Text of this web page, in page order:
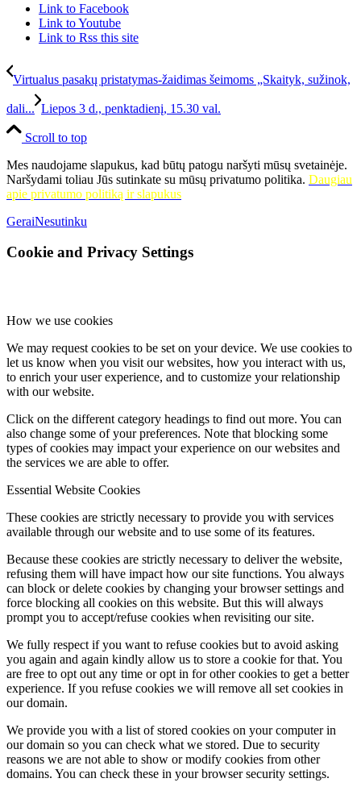
Link to Facebook
Link to Youtube
Link to Rss this site
Virtualus pasakų pristatymas-žaidimas šeimoms „Skaityk, sužinok,
dali... Liepos 3 d., penktadienį, 15.30 val.
Scroll to top
Mes naudojame slapukus, kad būtų patogu naršyti mūsų svetainėje.
Naršydami toliau Jūs sutinkate su mūsų privatumo politika. Daugiau
apie privatumo politiką ir slapukus
GeraiNesutinku
Cookie and Privacy Settings
How we use cookies
We may request cookies to be set on your device. We use cookies to
let us know when you visit our websites, how you interact with us,
to enrich your user experience, and to customize your relationship
with our website.
Click on the different category headings to find out more. You can
also change some of your preferences. Note that blocking some
types of cookies may impact your experience on our websites and
the services we are able to offer.
Essential Website Cookies
These cookies are strictly necessary to provide you with services
available through our website and to use some of its features.
Because these cookies are strictly necessary to deliver the website,
refusing them will have impact how our site functions. You always
can block or delete cookies by changing your browser settings and
force blocking all cookies on this website. But this will always
prompt you to accept/refuse cookies when revisiting our site.
We fully respect if you want to refuse cookies but to avoid asking
you again and again kindly allow us to store a cookie for that. You
are free to opt out any time or opt in for other cookies to get a better
experience. If you refuse cookies we will remove all set cookies in
our domain.
We provide you with a list of stored cookies on your computer in
our domain so you can check what we stored. Due to security
reasons we are not able to show or modify cookies from other
domains. You can check these in your browser security settings.